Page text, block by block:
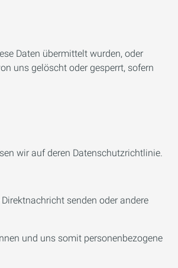
Daten übermittelt wurden, oder
uns gelöscht oder gesperrt, sofern
wir auf deren Datenschutzrichtlinie.
senden oder andere
und uns somit personenbezogene